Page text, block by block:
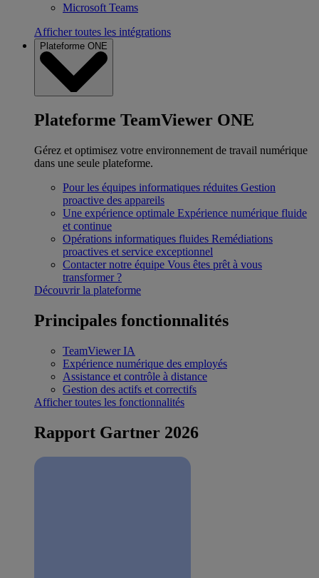
Microsoft Teams
Afficher toutes les intégrations
Plateforme ONE
Plateforme TeamViewer ONE
Gérez et optimisez votre environnement de travail numérique
dans une seule plateforme.
Pour les équipes informatiques réduites Gestion
proactive des appareils
Une expérience optimale Expérience numérique fluide
et continue
Opérations informatiques fluides Remédiations
proactives et service exceptionnel
Contacter notre équipe Vous êtes prêt à vous
transformer ?
Découvrir la plateforme
Principales fonctionnalités
TeamViewer IA
Expérience numérique des employés
Assistance et contrôle à distance
Gestion des actifs et correctifs
Afficher toutes les fonctionnalités
Rapport Gartner 2026